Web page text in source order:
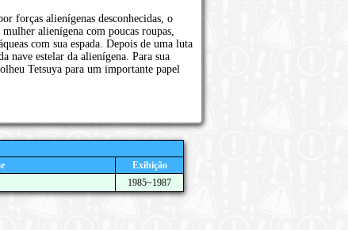
forças alienígenas desconhecidas, o
alienígena com poucas roupas,
com sua espada. Depois de uma luta
nave estelar da alienígena. Para sua
Tetsuya para um importante papel
Exibição
1985~1987